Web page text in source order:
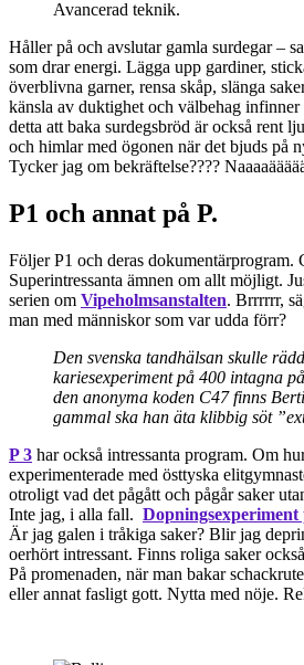
Avancerad teknik.
Håller på och avslutar gamla surdegar –
som drar energi. Lägga upp gardiner,
överblivna garner, rensa skåp, slänga
känsla av duktighet och välbehag infinner
detta att baka surdegsbröd är också rent
och himlar med ögonen när det bjuds på
Tycker jag om bekräftelse????
P1 och annat på P.
Följer P1 och deras dokumentärprogram.
Superintressanta ämnen om allt möjligt.
serien om Vipeholmsanstalten. Brrrrrr,
man med människor som var udda förr?
Den svenska tandhälsan skulle
kariesexperiment på 400 intagna
den anonyma koden C47 finns
gammal ska han äta klibbig söt
P 3 har också intressanta program. Om
experimenterade med östtyska
otroligt vad det pågått och pågår saker
Inte jag, i alla fall.
Är jag galen i tråkiga saker? Blir jag
oerhört intressant. Finns roliga saker
På promenaden, när man bakar
eller annat fasligt gott. Nytta med nöje.